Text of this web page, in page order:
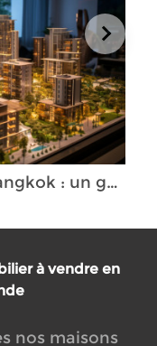
Le marché immobilier à Bangkok : un guide complet
à vendre en
nos maisons